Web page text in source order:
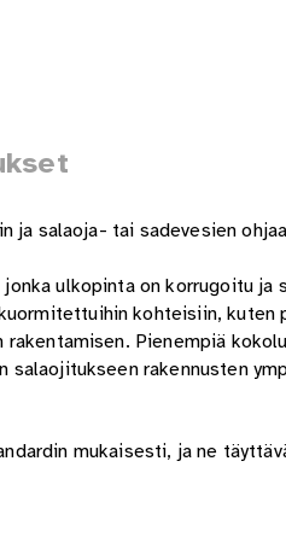
salaoja- tai sadevesien
ulkopinta on korrugoitu ja
kohteisiin,
Pienempiä
rakennusten
mukaisesti, ja ne